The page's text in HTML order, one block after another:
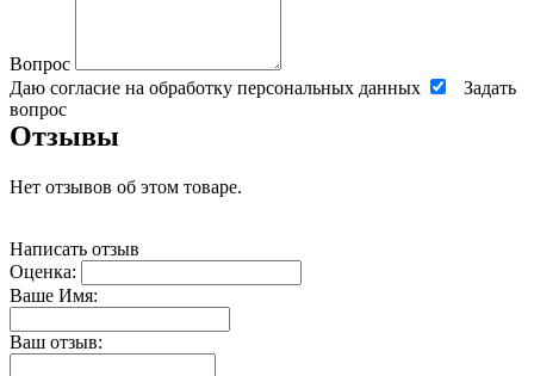
Вопрос
Даю согласие на обработку персональных данных
Задать
вопрос
Отзывы
Нет отзывов об этом товаре.
Написать отзыв
Оценка:
Ваше Имя:
Ваш отзыв: